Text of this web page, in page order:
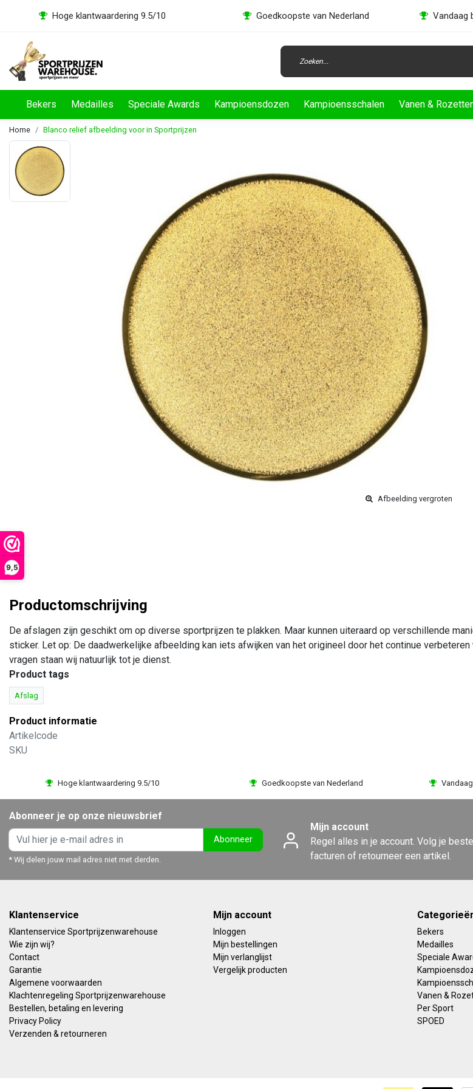
9,5
Hoge klantwaardering 9.5/10 Goedkoopste van Nederland Vandaag
Bekers Medailles Speciale Awards Kampioensdozen Kampioensschalen Vanen &
Home Blanco relief afbeelding voor in Sportprijzen
Afbeelding vergroten
Productomschrijving
De afslagen zijn geschikt om op diverse sportprijzen te plakken. Maar kunnen uiteraard op verschillende
sticker. Let op: De daadwerkelijke afbeelding kan iets afwijken van het origineel door het continue
vragen staan wij natuurlijk tot je dienst.
Product tags
Afslag
Product informatie
Artikelcode
SKU
Hoge klantwaardering 9.5/10 Goedkoopste van Nederland
Abonneer je op onze nieuwsbrief
Abonneer
* Wij delen jouw mail adres niet met derden.
Mijn account
Regel alles in je account. Volg je
facturen of retourneer een artikel.
Klantenservice
Klantenservice Sportprijzenwarehouse
Wie zijn wij?
Contact
Garantie
Algemene voorwaarden
Klachtenregeling Sportprijzenwarehouse
Bestellen, betaling en levering
Privacy Policy
Verzenden & retourneren
Mijn account
Inloggen
Mijn bestellingen
Mijn verlanglijst
Vergelijk producten
Bekers
Medailles
Speciale
Vanen &
Per Sport
SPOED